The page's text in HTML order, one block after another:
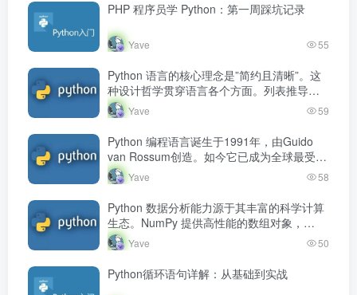
PHP 程序员学 Python：第一周踩坑记录
Yave 55
Python 语言的核心理念是”简约且清晰”。这
种设计哲学贯穿语言各个方面。列表推导式
用一行代码完成循环和转换，生成器表达式
按需产生数据，lambda 表…
Yave 59
Python 编程语言诞生于1991年，由Guido
van Rossum创造。如今它已成为全球最受欢
迎的编程语言之一，在数据分析、人工智
能、Web开发、…
Yave 58
Python 数据分析能力源于其丰富的科学计算
生态。NumPy 提供高性能的数组对象，
pandas 建立在 NumPy 之上，擅长处理表格
数据。Matpl…
Yave 50
Python循环语句详解：从基础到实战